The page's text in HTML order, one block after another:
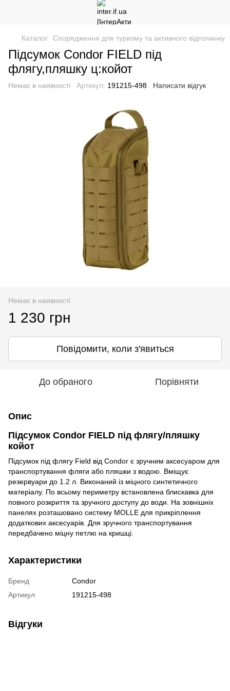
Каталог Спорядження для туризму та активного відпочинку
Підсумок Condor FIELD під
флягу,пляшку ц:койот
Немає в наявності Артикул: 191215-498 Написати відгук
Немає в наявності
1 230 грн
Повідомити, коли з'явиться
До обраного Порівняти
Опис
Підсумок Condor FIELD під флягу/пляшку
койот
Підсумок під флягу Field від Condor є зручним аксесуаром для
транспортування фляги або пляшки з водою. Вміщує
резервуари до 1.2 л. Виконаний із міцного синтетичного
матеріалу. По всьому периметру встановлена блискавка для
повного розкриття та зручного доступу до води. На зовнішніх
панелях розташовано систему MOLLE для прикріплення
додаткових аксесуарів. Для зручного транспортування
передбачено міцну петлю на кришці.
Характеристики
Бренд
Condor
Артикул
191215-498
Відгуки